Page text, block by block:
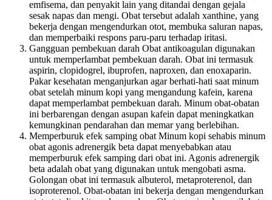
emfisema, dan penyakit lain yang ditandai dengan gejala
sesak napas dan mengi. Obat tersebut adalah xanthine, yang
bekerja dengan mengendurkan otot, membuka saluran napas,
dan memperbaiki respons paru-paru terhadap iritasi.
Gangguan pembekuan darah Obat antikoagulan digunakan
untuk memperlambat pembekuan darah. Obat ini termasuk
aspirin, clopidogrel, ibuprofen, naproxen, dan enoxaparin.
Pakar kesehatan menganjurkan agar berhati-hati saat minum
obat setelah minum kopi yang mengandung kafein, karena
dapat memperlambat pembekuan darah. Minum obat-obatan
ini berbarengan dengan asupan kafein dapat meningkatkan
kemungkinan pendarahan dan memar yang berlebihan.
Memperburuk efek samping obat Minum kopi sehabis minum
obat agonis adrenergik beta dapat menyebabkan atau
memperburuk efek samping dari obat ini. Agonis adrenergik
beta adalah obat yang digunakan untuk mengobati asma.
Golongan obat ini termasuk albuterol, metaproterenol, dan
isoproterenol. Obat-obatan ini bekerja dengan mengendurkan